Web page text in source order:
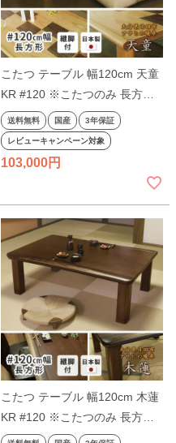
こたつ テーブル 幅120cm 天童
KR #120 ※こたつのみ 長方形
タモ ウォールナット 天然木 継
脚 継ぎ脚付き 継ぎ足付き 和モ
ダン アサヒ 日本製 国産 こたつ
送料無料 国産 3年保証
レビューキャンペーン対象
103,000
こたつ テーブル 幅120cm 木蓮
KR #120 ※こたつのみ 長方形
タモ 継脚 継ぎ脚付き 継ぎ足付